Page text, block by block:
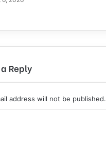
Reply
address will not be published.